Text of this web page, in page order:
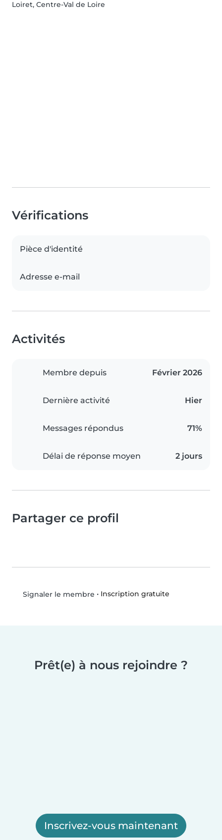
Loiret, Centre-Val de Loire
Vérifications
Pièce d'identité
Adresse e-mail
Activités
Membre depuis Février 2026
Dernière activité Hier
Messages répondus 71%
Délai de réponse moyen 2 jours
Partager ce profil
Signaler le membre • Inscription gratuite
Prêt(e) à nous rejoindre ?
Inscrivez-vous maintenant